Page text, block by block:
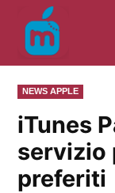
contenuto
PUBBLICATO
IN
NEWS APPLE
iTunes
servizio
preferiti